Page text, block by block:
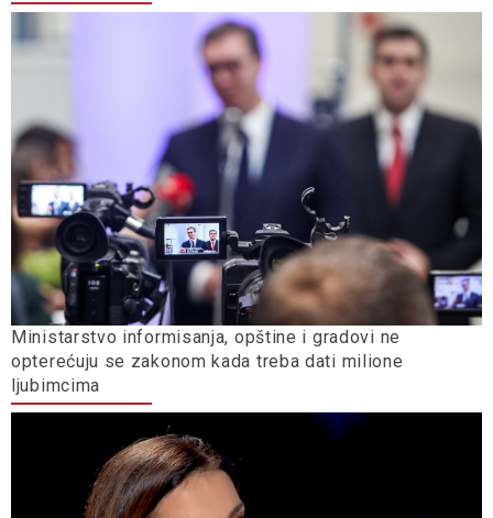
Ministarstvo informisanja, opštine i gradovi ne
opterećuju se zakonom kada treba dati milione
ljubimcima